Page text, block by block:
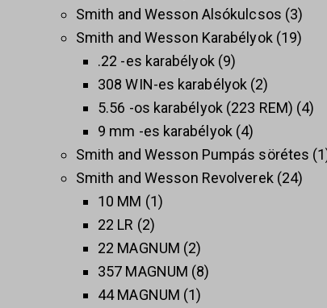
Smith and Wesson Alsókulcsos 3
Smith and Wesson Karabélyok 19
.22 -es karabélyok 9
308 WIN-es karabélyok 2
5.56 -os karabélyok (223 REM) 4
9 mm -es karabélyok 4
Smith and Wesson Pumpás sörétes 1
Smith and Wesson Revolverek 24
10 MM 1
22 LR 2
22 MAGNUM 2
357 MAGNUM 8
44 MAGNUM 1